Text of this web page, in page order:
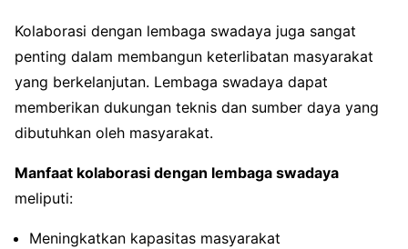
Kolaborasi dengan lembaga swadaya juga sangat
penting dalam membangun keterlibatan masyarakat
yang berkelanjutan. Lembaga swadaya dapat
memberikan dukungan teknis dan sumber daya yang
dibutuhkan oleh masyarakat.
Manfaat kolaborasi dengan lembaga swadaya
meliputi:
Meningkatkan kapasitas masyarakat